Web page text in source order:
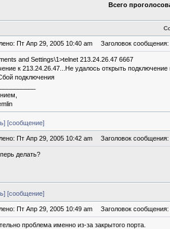
Всего
Пт Апр 29, 2005 10:40 am Заголовок сообщения:
and Settings\1>telnet 213.24.26.47 6667
к 213.24.26.47...Не удалось открыть подключение
подключения
[сообщение]
Пт Апр 29, 2005 10:42 am Заголовок сообщения:
делать?
[сообщение]
Пт Апр 29, 2005 10:49 am Заголовок сообщения:
проблема именно из-за закрытого порта.